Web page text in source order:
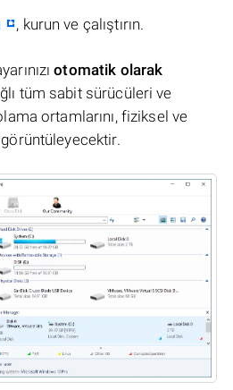
, kurun ve çalıştırın.
otomatik olarak
tüm sabit sürücüleri ve
ortamlarını, fiziksel ve